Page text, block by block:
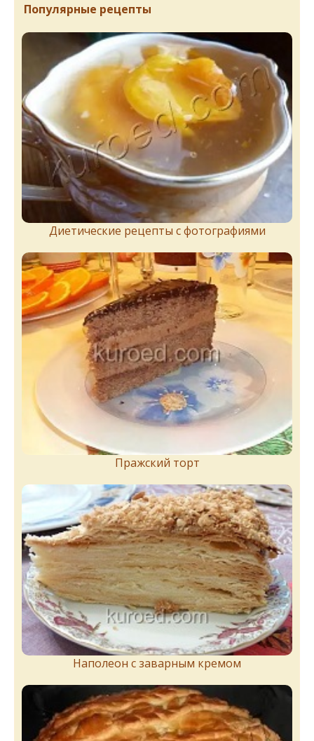
Популярные рецепты
Диетические рецепты с фотографиями
Пражский торт
Наполеон с заварным кремом